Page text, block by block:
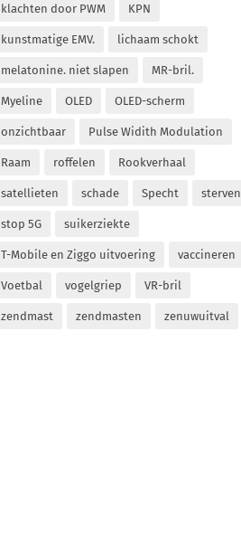
klachten door PWM KPN
kunstmatige EMV. lichaam schokt
melatonine. niet slapen MR-bril.
Myeline OLED OLED-scherm
onzichtbaar Pulse Widith Modulation
Raam roffelen Rookverhaal
satellieten schade Specht sterven
stop 5G suikerziekte
T-Mobile en Ziggo uitvoering vaccineren
Voetbal vogelgriep VR-bril
zendmast zendmasten zenuwuitval